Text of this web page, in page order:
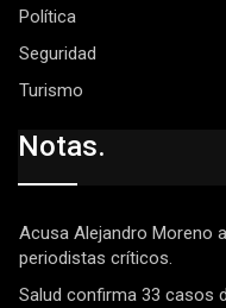
Política
Seguridad
Turismo
Notas.
Acusa Alejandro Moreno
periodistas críticos.
Salud confirma 33 casos